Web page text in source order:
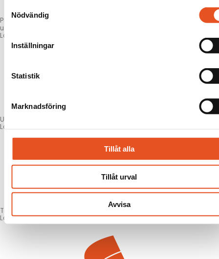
Nödvändig
Inställningar
Statistik
Marknadsföring
Tillåt alla
Tillåt urval
Avvisa
Produktions
utrustning
Läs mer här!
Underhåll & reparation
Läs mer här!
Teknik & konstruktion
Läs mer här!